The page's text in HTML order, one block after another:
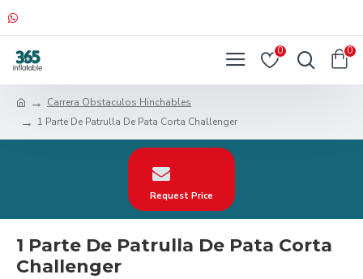
0 0
Carrera Obstaculos Hinchables
1 Parte De Patrulla De Pata Corta Challenger
Request Price
1 Parte De Patrulla De Pata Corta
Challenger